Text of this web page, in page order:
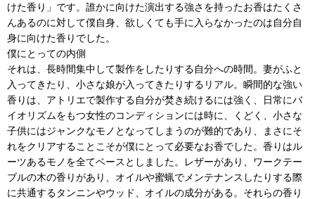
けた香り」です。誰かに向けた演出する強さを持ったお香はたくさ
んあるのに対して僕自身、欲しくても手に入らなかったのは自分自
身に向けた香りでした。
僕にとっての内側
それは、長時間集中して製作をしたりする自分への時間。妻がふと
入ってきたり、小さな娘が入ってきたりするリアル。瞬間的な強い
香りは、アトリエで製作する自分が焚き続けるには強く、日常にバ
イオリズムをもつ女性のコンディションには時に、くどく、小さな
子供にはジャンクなモノとなってしまうのが難的であり、まさにそ
れをクリアすることこそが僕にとって必要なお香でした。香りはル
ーツあるモノを全てベースとしました。レザーがあり、ワークテー
ブルの木の香りがあり、オイルや蜜蝋でメンテナンスしたりする際
に共通するタンニンやウッド、オイルの成分がある。それらの香り